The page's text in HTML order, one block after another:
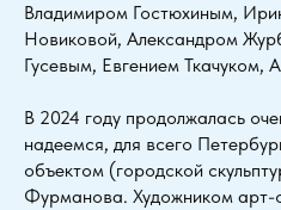
Владимиром Гостюхиным,
Новиковой, Александром
Гусевым, Евгением Ткачуком,
В 2024 году продолжалась
надеемся, для всего
объектом (городской
Фурманова. Художником арт-